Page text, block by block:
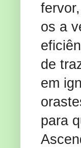
os a
de
em
para